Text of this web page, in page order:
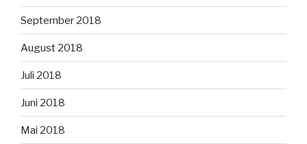
September 2018
August 2018
Juli 2018
Juni 2018
Mai 2018